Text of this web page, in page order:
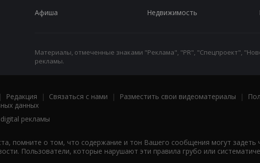
Афиша Недвижимость
Материалы, отмеченные знаками "Реклама", "PR", "Спецпроект",
рекламы.
Редакция | Связаться с нами | Разместить свои видеоматериалы |
данных
рекламы
помните о том, что содержание и тон Вашего сообщения могут задеть
Пользователи, которые нарушают эти правила грубо или